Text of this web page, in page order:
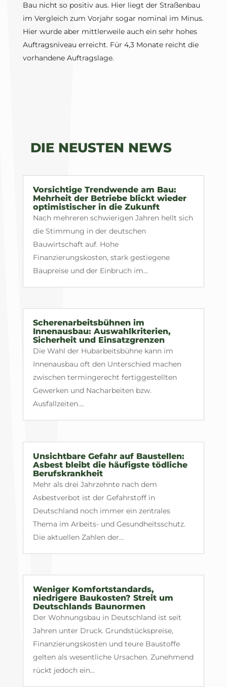
Bau nicht so positiv aus. Hier liegt der Straßenbau
im Vergleich zum Vorjahr sogar nominal im Minus.
Hier wurde aber mittlerweile auch ein sehr hohes
Auftragsniveau erreicht. Für 4,3 Monate reicht die
vorhandene Auftragslage.
DIE NEUSTEN NEWS
Vorsichtige Trendwende am Bau:
Mehrheit der Betriebe blickt wieder
optimistischer in die Zukunft
Nach mehreren schwierigen Jahren hellt sich
die Stimmung in der deutschen
Bauwirtschaft auf. Hohe
Finanzierungskosten, stark gestiegene
Baupreise und der Einbruch im...
Scherenarbeitsbühnen im
Innenausbau: Auswahlkriterien,
Sicherheit und Einsatzgrenzen
Die Wahl der Hubarbeitsbühne kann im
Innenausbau oft den Unterschied machen
zwischen termingerecht fertiggestellten
Gewerken und Nacharbeiten bzw.
Ausfallzeiten....
Unsichtbare Gefahr auf Baustellen:
Asbest bleibt die häufigste tödliche
Berufskrankheit
Mehr als drei Jahrzehnte nach dem
Asbestverbot ist der Gefahrstoff in
Deutschland noch immer ein zentrales
Thema im Arbeits- und Gesundheitsschutz.
Die aktuellen Zahlen der...
Weniger Komfortstandards,
niedrigere Baukosten? Streit um
Deutschlands Baunormen
Der Wohnungsbau in Deutschland ist seit
Jahren unter Druck. Grundstückspreise,
Finanzierungskosten und teure Baustoffe
gelten als wesentliche Ursachen. Zunehmend
rückt jedoch ein...